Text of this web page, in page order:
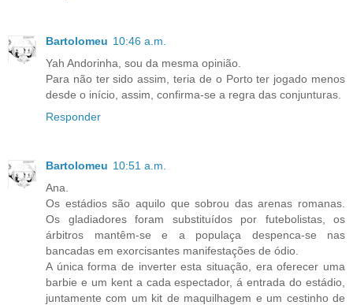
Bartolomeu 10:46 a.m.
Yah Andorinha, sou da mesma opinião.
Para não ter sido assim, teria de o Porto ter jogado menos
desde o início, assim, confirma-se a regra das conjunturas.
Responder
Bartolomeu 10:51 a.m.
Ana.
Os estádios são aquilo que sobrou das arenas romanas.
Os gladiadores foram substituídos por futebolistas, os
árbitros mantêm-se e a populaça despenca-se nas
bancadas em exorcisantes manifestações de ódio.
A única forma de inverter esta situação, era oferecer uma
barbie e um kent a cada espectador, á entrada do estádio,
juntamente com um kit de maquilhagem e um cestinho de